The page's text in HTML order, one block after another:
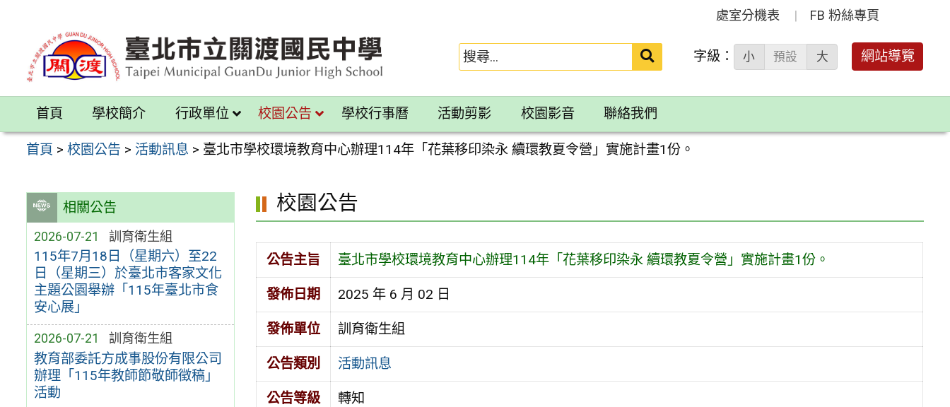
內
區
處室分機表 FB 粉絲專頁
送出 字級： 小 預設 大 網站導覽
首頁 學校簡介 行政單位 校園公告 學校行事曆 活動剪影 校園影音 聯絡我們
首頁 >校園公告 > 活動訊息 > 臺北市學校環境教育中心辦理114年「花葉移印染永 續環教夏令營」實施計畫1份。
相關公告
2026-07-21 訓育衛生組
115年7月18日（星期六）至22
日（星期三）於臺北市客家文化
主題公園舉辦「115年臺北市食
安心展」
2026-07-21 訓育衛生組
教育部委託方成事股份有限公司
辦理「115年教師節敬師徵稿」
活動
校園公告
公告主旨 臺北市學校環境教育中心辦理114年「花葉移印染永 續環教夏令營」實施計畫1份。
發佈日期 2025 年 6 月 02 日
發佈單位 訓育衛生組
公告類別 活動訊息
公告等級 轉知